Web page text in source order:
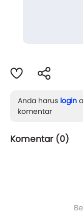
hanya bisa jadi
amat Da Eun
Anda harus login
komentar
Komentar (0)